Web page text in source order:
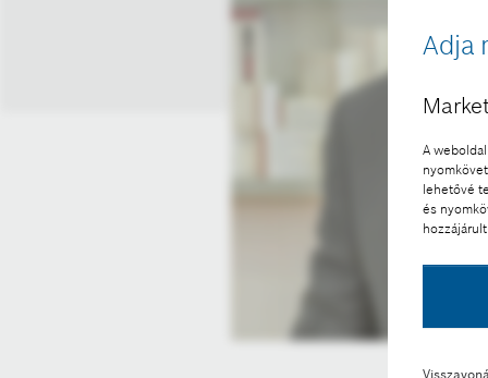
Adja
A
lehetővé
és